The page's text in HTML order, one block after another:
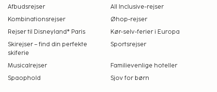
Afbudsrejser
All Inclusive-rejser
Kombinationsrejser
Øhop-rejser
Rejser til Disneyland® Paris
Kør-selv-ferier i Europa
Skirejser – find din perfekte
skiferie
Sportsrejser
Musicalrejser
Familievenlige hoteller
Spaophold
Sjov for børn